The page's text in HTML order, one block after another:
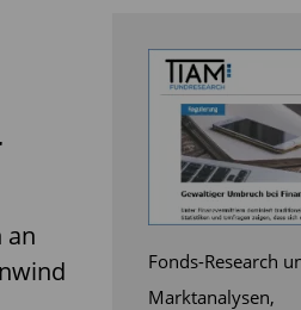
an
Fonds-Research
Marktanalysen,